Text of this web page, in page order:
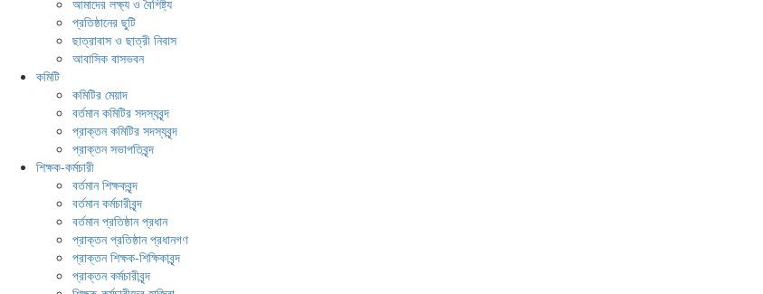
আমাদের লক্ষ্য ও বৈশিষ্ট্য
প্রতিষ্ঠানের ছুটি
ছাত্রাবাস ও ছাত্রী নিবাস
আবাসিক বাসভবন
কমিটি
কমিটির মেয়াদ
বর্তমান কমিটির সদস্যবৃন্দ
প্রাক্তন কমিটির সদস্যবৃন্দ
প্রাক্তন সভাপতিবৃন্দ
শিক্ষক-কর্মচারী
বর্তমান শিক্ষকবৃন্দ
বর্তমান কর্মচারীবৃন্দ
বর্তমান প্রতিষ্ঠান প্রধান
প্রাক্তন প্রতিষ্ঠান প্রধানগণ
প্রাক্তন শিক্ষক-শিক্ষিকাবৃন্দ
প্রাক্তন কর্মচারীবৃন্দ